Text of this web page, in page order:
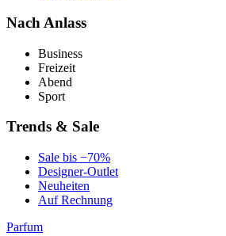
Nach Anlass
Business
Freizeit
Abend
Sport
Trends & Sale
Sale bis −70%
Designer-Outlet
Neuheiten
Auf Rechnung
Parfum